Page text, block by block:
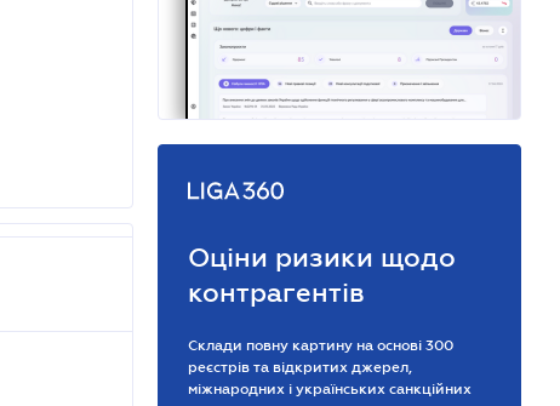
Оціни ризики щодо
контрагентів
Склади повну картину на основі 300
реєстрів та відкритих джерел,
міжнародних і українських санкційних